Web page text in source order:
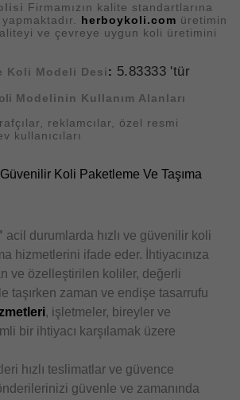
Firmamızın kalite standartlarına
herboykoli.com üretimin
ve çevreye uygun koli üretimini
Koli Modeli Desi: 5.83333 'tür
Modelinin Kullanım Alanları
reklamcılar, özel resmi
kullanıcıları
Koli Paketleme Ve Taşıma
acil durumlarda hızlı ve güvenilir koli
hizmetlerini ifade eder. İhtiyacınıza
ve özelleştirilen koliler, değerli
taşırken zaman ve endişe tasarrufu
, işletmeler, bireyler ve
bir ihtiyacı karşılamak üzere
hızlı teslimatlar ve güvence
güvenle ve zamanında